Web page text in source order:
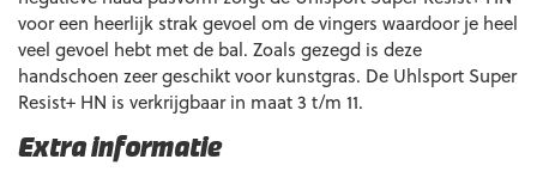
Extra informatie
voor een heerlijk strak gevoel om de vingers waardoor je heel
veel gevoel hebt met de bal. Zoals gezegd is deze
handschoen zeer geschikt voor kunstgras. De Uhlsport Super
Resist+ HN is verkrijgbaar in maat 3 t/m 11.